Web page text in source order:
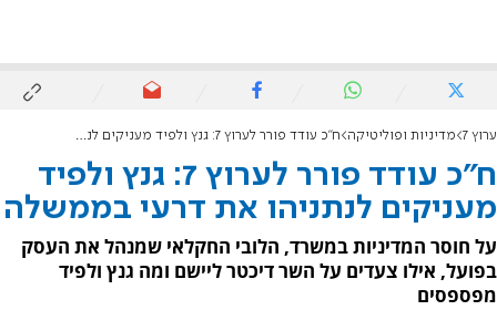
ערוץ 7 מדיניות ופוליטיקה ח"כ עודד פורר לערוץ 7: גנץ ולפיד מעניקים לנתניהו את דרעי בממשלה
ח"כ עודד פורר לערוץ 7: גנץ ולפיד
מעניקים לנתניהו את דרעי בממשלה
על חוסר המדיניות במשרד, הלובי החקלאי שמנהל את העסק
בפועל, אילו צעדים על השר דיכטר ליישם ומה גנץ ולפיד
מפספסים